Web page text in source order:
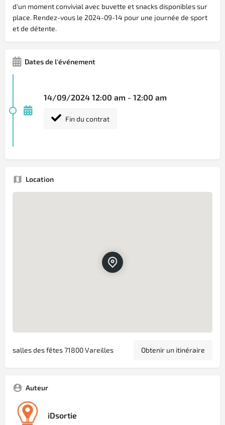
d'un moment convivial avec buvette et snacks disponibles sur
place. Rendez-vous le 2024-09-14 pour une journée de sport
et de détente.
Dates de l'événement
14/09/2024 12:00 am - 12:00 am
Fin du contrat
Location
salles des fêtes 71800 Vareilles Obtenir un itinéraire
Auteur
iDsortie